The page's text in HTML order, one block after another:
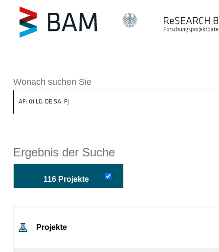
BAM
Wonach suchen Sie
Ergebnis der Suche
116 Projekte
Projekte